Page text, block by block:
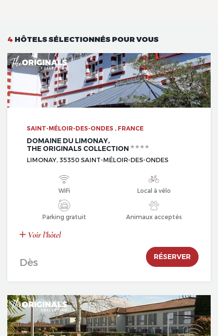
4 HÔTELS SÉLECTIONNÉS POUR VOUS
SAINT-MÉLOIR-DES-ONDES , FRANCE
DOMAINE DU LIMONAY,
THE ORIGINALS COLLECTION
LIMONAY, 35350 SAINT-MÉLOIR-DES-ONDES
WiFi Local à vélo
Parking gratuit Animaux acceptés
Voir l’hôtel
Dès RÉSERVER